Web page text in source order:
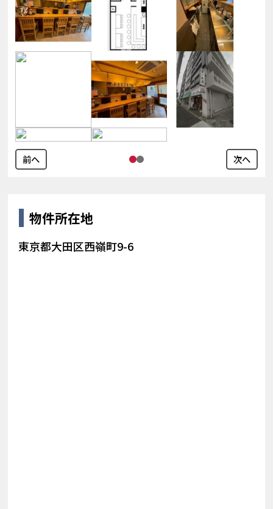
前へ 次へ
物件所在地
東京都大田区西嶺町9-6